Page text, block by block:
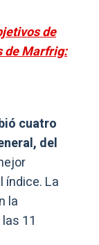
de
de Marfrig:
cuatro
del
índice. La
la
11